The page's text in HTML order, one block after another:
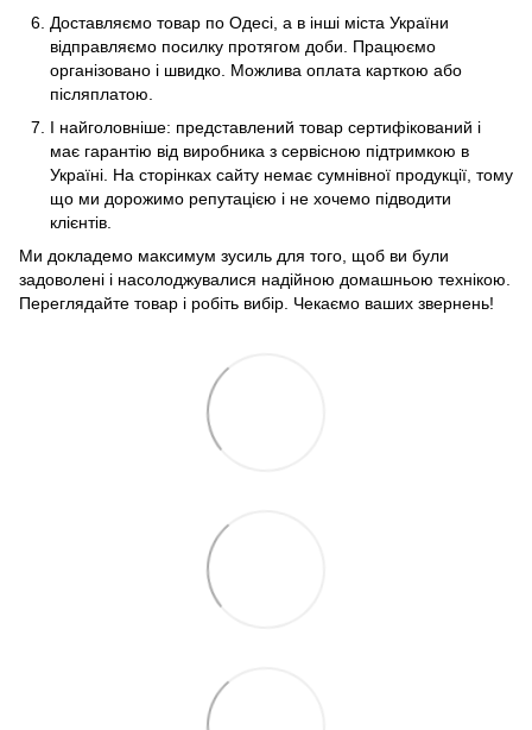
Доставляємо товар по Одесі, а в інші міста України
відправляємо посилку протягом доби. Працюємо
організовано і швидко. Можлива оплата карткою або
післяплатою.
І найголовніше: представлений товар сертифікований і
має гарантію від виробника з сервісною підтримкою в
Україні. На сторінках сайту немає сумнівної продукції, тому
що ми дорожимо репутацією і не хочемо підводити
клієнтів.
Ми докладемо максимум зусиль для того, щоб ви були
задоволені і насолоджувалися надійною домашньою технікою.
Переглядайте товар і робіть вибір. Чекаємо ваших звернень!